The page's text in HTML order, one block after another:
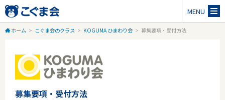
MENU
ホーム > こぐま会のクラス > KOGUMA ひまわり会 > 募集要項・受付方法
募集要項・受付方法